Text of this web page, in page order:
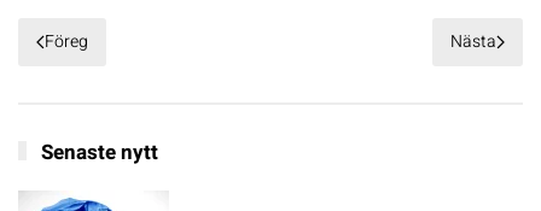
Föreg Nästa
Senaste nytt